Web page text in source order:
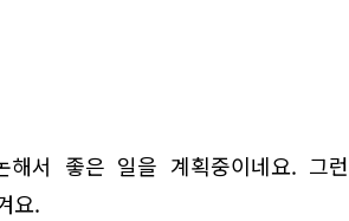
서 좋은 일을 계획중이네요. 그런
요.